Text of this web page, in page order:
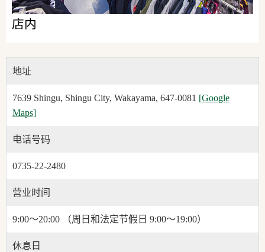
店内
地址
7639 Shingu, Shingu City, Wakayama, 647-0081 [Google
Maps]
电话号码
0735-22-2480
营业时间
9:00～20:00 （周日和法定节假日 9:00～19:00）
休息日